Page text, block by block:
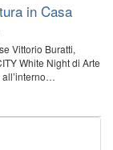
in Casa
Vittorio Buratti,
White Night di Arte
all’interno…